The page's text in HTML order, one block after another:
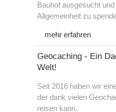
Bauhof ausgesucht
Allgemeinheit zu
mehr erfahren
Geocaching - Ein
Welt!
Seit 2016 haben wir
der dank vielen
reisen kann.